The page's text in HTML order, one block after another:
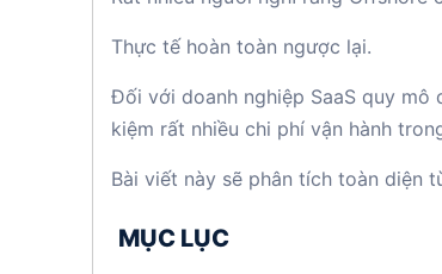
Thực tế hoàn toàn ngược lại.
Đối với doanh nghiệp SaaS quy mô
kiệm rất nhiều chi phí vận hành
Bài viết này sẽ phân tích toàn diện
MỤC LỤC